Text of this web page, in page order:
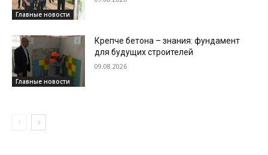
Главные новости
Главные новости
Крепче бетона – знания: фундамент
для будущих строителей
09.08.2026